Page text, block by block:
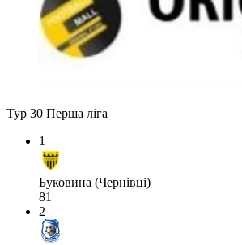
Тур 30 Перша ліга
1
Буковина (Чернівці)
81
2